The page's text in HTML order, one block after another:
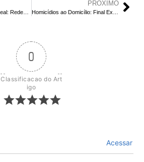
PRÓXIMO
0
Classificacao do Art
igo
Acessar